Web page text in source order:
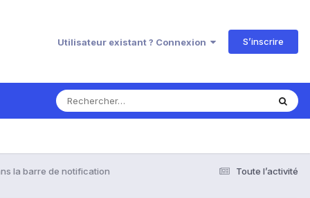
Utilisateur existant ? Connexion S’inscrire
Toute l’activité
la barre de notification